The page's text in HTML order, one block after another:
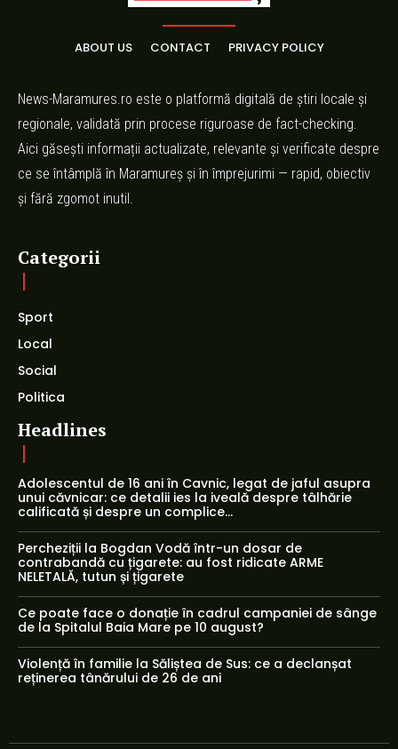
ABOUT US CONTACT PRIVACY POLICY
News-Maramures.ro este o platformă digitală de știri locale și
regionale, validată prin procese riguroase de fact-checking.
Aici găsești informații actualizate, relevante și verificate despre
ce se întâmplă în Maramureș și în împrejurimi — rapid, obiectiv
și fără zgomot inutil.
Categorii
Sport
Local
Social
Politica
Headlines
Adolescentul de 16 ani în Cavnic, legat de jaful asupra
unui căvnicar: ce detalii ies la iveală despre tâlhărie
calificată și despre un complice...
Percheziții la Bogdan Vodă într-un dosar de
contrabandă cu țigarete: au fost ridicate ARME
NELETALĂ, tutun și țigarete
Ce poate face o donație în cadrul campaniei de sânge
de la Spitalul Baia Mare pe 10 august?
Violență în familie la Săliștea de Sus: ce a declanșat
reținerea tânărului de 26 de ani